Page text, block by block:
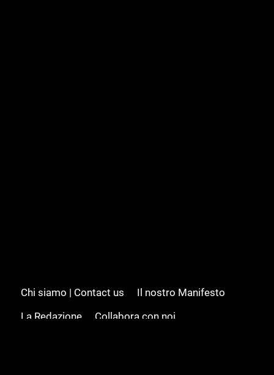
Chi siamo | Contact us
Il nostro Manifesto
La Redazione
Collabora con noi